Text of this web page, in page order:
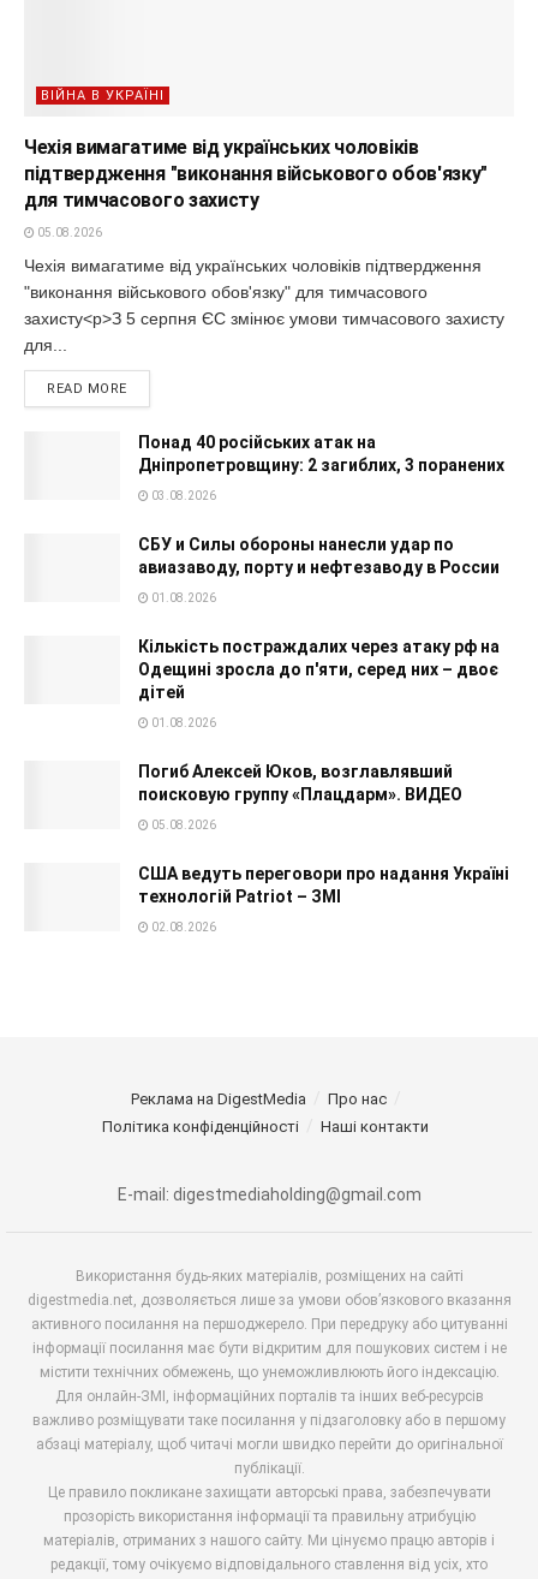
ВІЙНА В УКРАЇНІ
Чехія вимагатиме від українських чоловіків
підтвердження "виконання військового обов'язку"
для тимчасового захисту
05.08.2026
Чехія вимагатиме від українських чоловіків підтвердження
"виконання військового обов'язку" для тимчасового
захисту<p>З 5 серпня ЄС змінює умови тимчасового захисту
для...
READ MORE
Понад 40 російських атак на
Дніпропетровщину: 2 загиблих, 3 поранених
03.08.2026
СБУ и Силы обороны нанесли удар по
авиазаводу, порту и нефтезаводу в России
01.08.2026
Кількість постраждалих через атаку рф на
Одещині зросла до п'яти, серед них – двоє
дітей
01.08.2026
Погиб Алексей Юков, возглавлявший
поисковую группу «Плацдарм». ВИДЕО
05.08.2026
США ведуть переговори про надання Україні
технологій Patriot – ЗМІ
02.08.2026
Реклама на DigestMedia
Про нас
Політика конфіденційності
Наші контакти
E-mail: digestmediaholding@gmail.com
Використання будь-яких матеріалів, розміщених на сайті
digestmedia.net, дозволяється лише за умови обов’язкового вказання
активного посилання на першоджерело. При передруку або цитуванні
інформації посилання має бути відкритим для пошукових систем і не
містити технічних обмежень, що унеможливлюють його індексацію.
Для онлайн-ЗМІ, інформаційних порталів та інших веб-ресурсів
важливо розміщувати таке посилання у підзаголовку або в першому
абзаці матеріалу, щоб читачі могли швидко перейти до оригінальної
публікації.
Це правило покликане захищати авторські права, забезпечувати
прозорість використання інформації та правильну атрибуцію
матеріалів, отриманих з нашого сайту. Ми цінуємо працю авторів і
редакції, тому очікуємо відповідального ставлення від усіх, хто